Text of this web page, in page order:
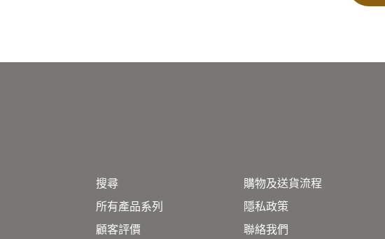
搜尋
所有產品系列
顧客評價
購物及送貨流程
隱私政策
聯絡我們